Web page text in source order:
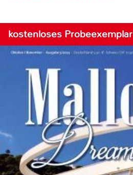
kostenloses Probeexemplar